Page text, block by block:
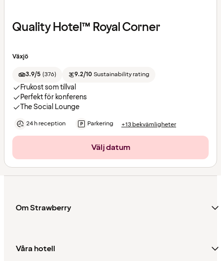
Quality Hotel™ Royal Corner
Växjö
3.9/5 (376) 9.2/10 Sustainability rating
Frukost som tillval
Perfekt för konferens
The Social Lounge
24 h reception Parkering +13 bekvämligheter
Välj datum
Om Strawberry
Våra hotell